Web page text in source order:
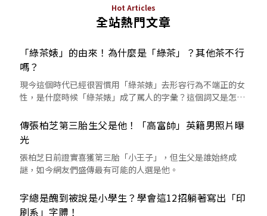
Hot Articles
全站熱門文章
「綠茶婊」的由來！為什麼是「綠茶」？其他茶不行
嗎？
現今這個時代已經很習慣用「綠茶婊」去形容行為不端正的女
性，是什麼時候「綠茶婊」成了罵人的字彙？這個詞又是怎麼
傳張柏芝第三胎生父是他！「高富帥」英籍男照片曝
光
張柏芝日前證實喜獲第三胎「小王子」，但生父是誰始終成
謎，如今網友們盛傳最有可能的人選是他。
字總是醜到被說是小學生？學會這12招躺著寫出「印
刷系」字體！